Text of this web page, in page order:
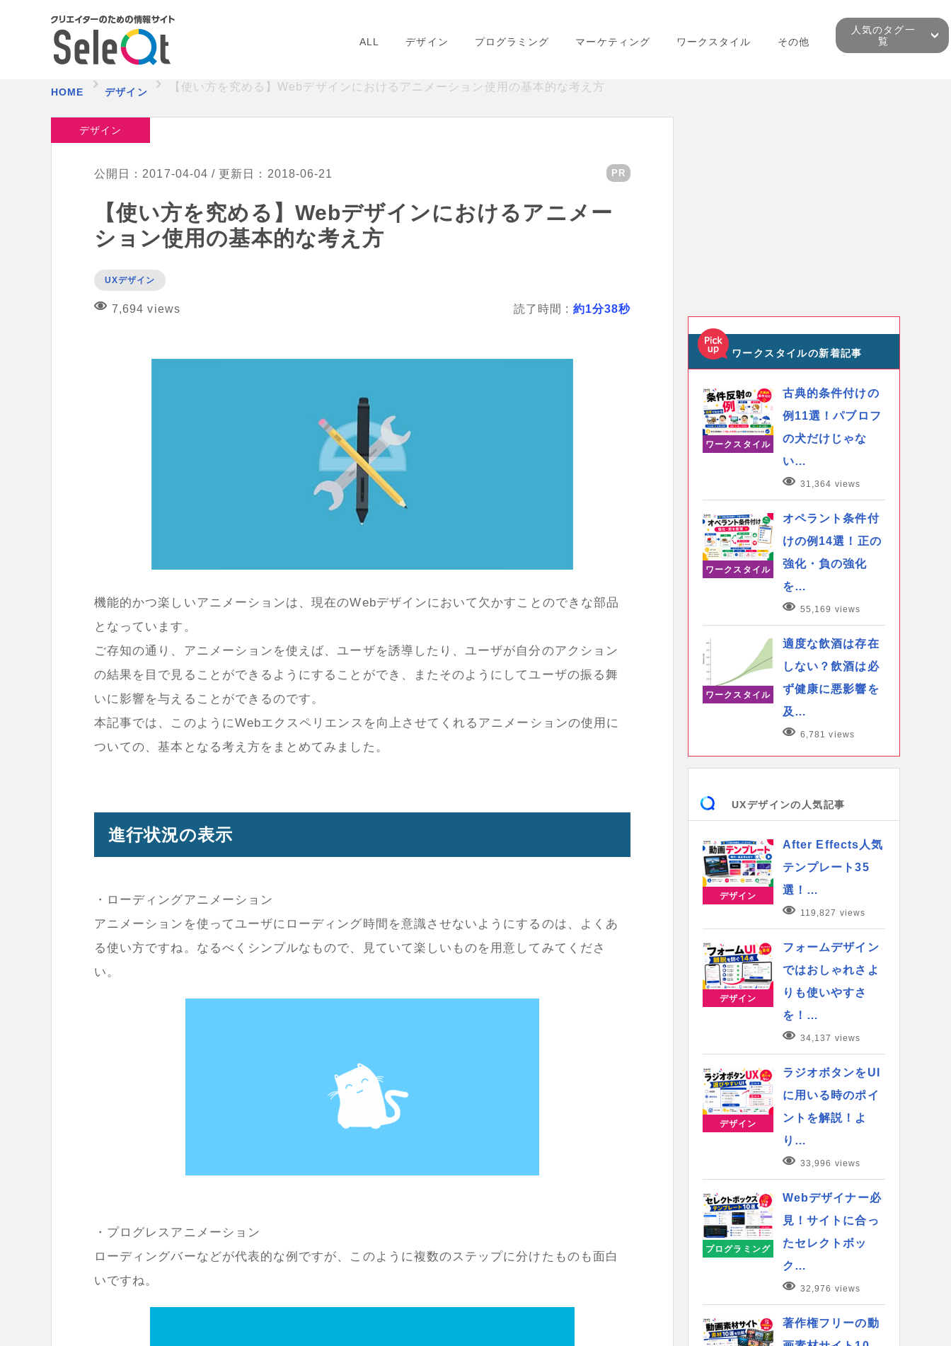
ALL デザイン プログラミング マーケティング ワークスタイル その他
人気のタグ一
覧
HOME デザイン 【使い方を究める】Webデザインにおけるアニメーション使用の基本的な考え方
デザイン
公開日：2017-04-04 / 更新日：2018-06-21 PR
【使い方を究める】Webデザインにおけるアニメー
ション使用の基本的な考え方
UXデザイン
7,694 views 読了時間 : 約1分38秒
機能的かつ楽しいアニメーションは、現在のWebデザインにおいて欠かすことのできな部品
となっています。
ご存知の通り、アニメーションを使えば、ユーザを誘導したり、ユーザが自分のアクション
の結果を目で見ることができるようにすることができ、またそのようにしてユーザの振る舞
いに影響を与えることができるのです。
本記事では、このようにWebエクスペリエンスを向上させてくれるアニメーションの使用に
ついての、基本となる考え方をまとめてみました。
進行状況の表示
・ローディングアニメーション
アニメーションを使ってユーザにローディング時間を意識させないようにするのは、よくあ
る使い方ですね。なるべくシンプルなもので、見ていて楽しいものを用意してみてくださ
い。
・プログレスアニメーション
ローディングバーなどが代表的な例ですが、このように複数のステップに分けたものも面白
いですね。
ワークスタイルの新着記事
ワークスタイル
古典的条件付けの
例11選！パブロフ
の犬だけじゃな
い…
31,364 views
ワークスタイル
オペラント条件付
けの例14選！正の
強化・負の強化
を…
55,169 views
ワークスタイル
適度な飲酒は存在
しない？飲酒は必
ず健康に悪影響を
及…
6,781 views
UXデザインの人気記事
デザイン
After Effects人気
テンプレート35
選！…
119,827 views
デザイン
フォームデザイン
ではおしゃれさよ
りも使いやすさ
を！…
34,137 views
デザイン
ラジオボタンをUI
に用いる時のポイ
ントを解説！よ
り…
33,996 views
プログラミング
Webデザイナー必
見！サイトに合っ
たセレクトボッ
ク…
32,976 views
著作権フリーの動